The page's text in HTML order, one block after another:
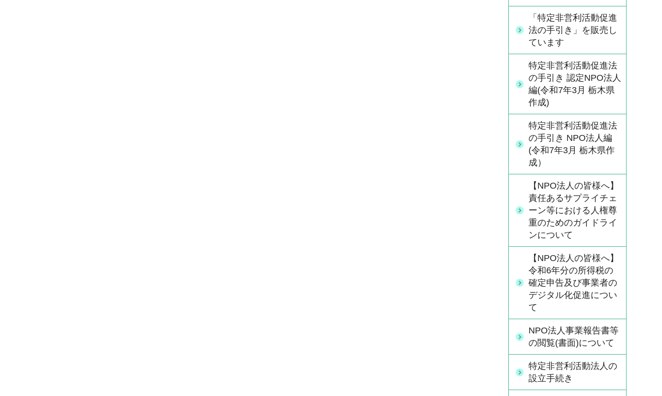
「特定非営利活動促進
法の手引き」を販売し
ています
特定非営利活動促進法
の手引き 認定NPO法人
編(令和7年3月 栃木県
作成)
特定非営利活動促進法
の手引き NPO法人編
(令和7年3月 栃木県作
成）
【NPO法人の皆様へ】
責任あるサプライチェ
ーン等における人権尊
重のためのガイドライ
ンについて
【NPO法人の皆様へ】
令和6年分の所得税の
確定申告及び事業者の
デジタル化促進につい
て
NPO法人事業報告書等
の閲覧(書面)について
特定非営利活動法人の
設立手続き